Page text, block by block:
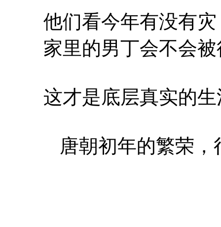
他们看今年有没有
家里的男丁会不会
这才是底层真实的
唐朝初年的繁荣